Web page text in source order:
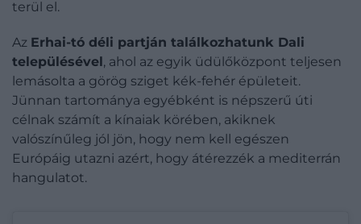
terül el.
Az Erhai-tó déli partján találkozhatunk Dali
településével, ahol az egyik üdülőközpont teljesen
lemásolta a görög sziget kék-fehér épületeit.
Jünnan tartománya egyébként is népszerű úti
célnak számít a kínaiak körében, akiknek
valószínűleg jól jön, hogy nem kell egészen
Európáig utazni azért, hogy átérezzék a mediterrán
hangulatot.